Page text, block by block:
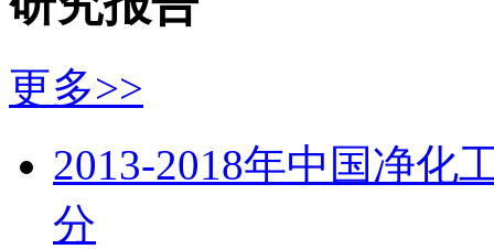
更多>>
2013-2018年中国净化
分